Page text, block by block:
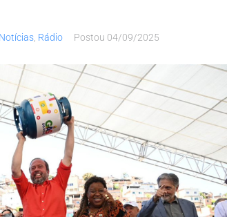
Notícias Rádio Postou 04/09/2025